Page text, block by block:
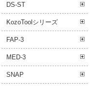
DS-ST
KozoToolシリーズ
FAP-3
MED-3
SNAP